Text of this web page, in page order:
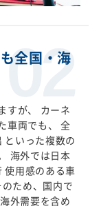
全国・海
すが、 カーネ
車両でも、 全
といった複数の
海外では日本
使用感のある車
ため、国内で
外需要を含め